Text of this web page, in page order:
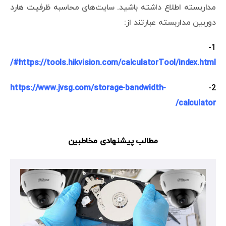
مداربسته اطلاع داشته باشید. سایت‌های محاسبه ظرفیت هارد
دوربین مداربسته عبارتند از:
1-
https://tools.hikvision.com/calculatorTool/index.html#/
2-
https://www.jvsg.com/storage-bandwidth-
calculator/
مطالب پیشنهادی مخاطبین